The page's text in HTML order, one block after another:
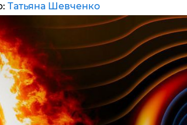
Татьяна Шевченко